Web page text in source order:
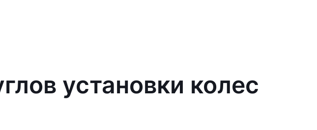
установки колес